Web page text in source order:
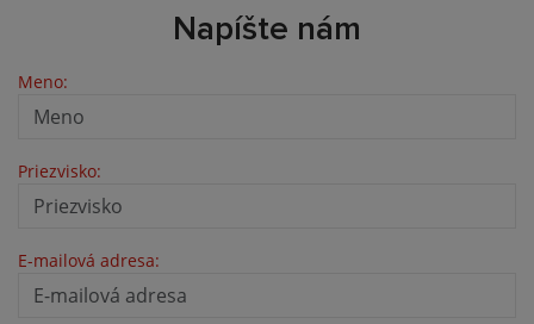
Napíšte nám
Meno:
Priezvisko:
E-mailová adresa: